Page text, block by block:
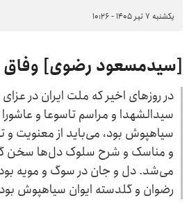
یکشنبه ۷ تیر ۱۴۰۵ - ۱۰:۲۶
[سیدمسعود رضوی] وفاق
در روزهای اخیر که ملت ایران در عزای
سیدالشهدا و مراسم تاسوعا و عاشورا
سیاهپوش بود، می‌باید از معنویت و
و مناسک و شرح سلوک دل‌ها سخن
می‌شد. دل و جان در سوگ و مویه
رضوان و گلدسته ایوان سیاهپوش